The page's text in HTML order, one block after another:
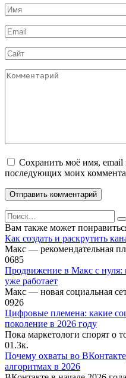
Имя
*
Email
*
Сайт
Комментарий
Сохранить моё имя, email
последующих моих
Search
for:
Вам также может
Как создать и раскрутить
Макс — рекомендательная
0685
Продвижение в Макс с нуля:
уже работает
Макс — новая социальная
0926
Цифровые племена: какие
поколение в 2026 году
Пока маркетологи спорят о
01.3к.
Почему охваты во
алгоритмах в 2026